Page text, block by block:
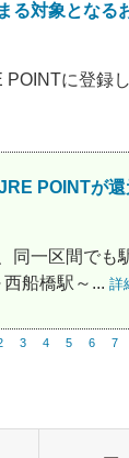
る対象となる
POINTに登録
POINTが
同一区間でも
船橋駅～... 詳
3 4 5 6 7